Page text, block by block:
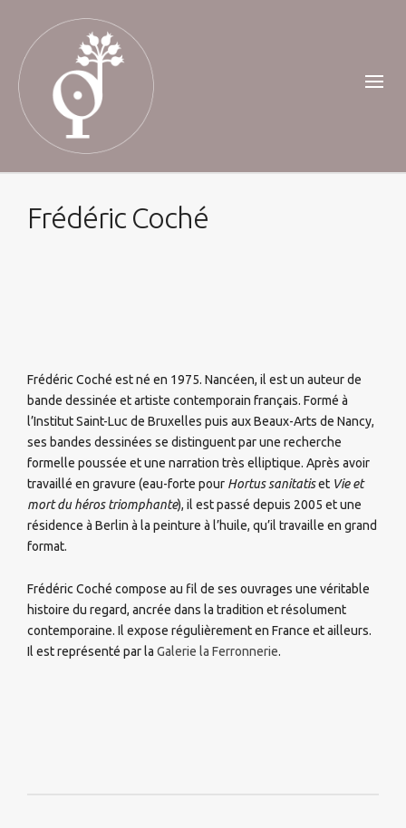
Frédéric Coché
Frédéric Coché est né en 1975. Nancéen, il est un auteur de
bande dessinée et artiste contemporain français. Formé à
l’Institut Saint-Luc de Bruxelles puis aux Beaux-Arts de Nancy,
ses bandes dessinées se distinguent par une recherche
formelle poussée et une narration très elliptique. Après avoir
travaillé en gravure (eau-forte pour Hortus sanitatiset Vie et
mort du héros triomphante), il est passé depuis 2005 et une
résidence à Berlin à la peinture à l’huile, qu’il travaille en grand
format.
Frédéric Coché compose au fil de ses ouvrages une véritable
histoire du regard, ancrée dans la tradition et résolument
contemporaine. Il expose régulièrement en France et ailleurs.
Il est représenté par la Galerie la Ferronnerie.